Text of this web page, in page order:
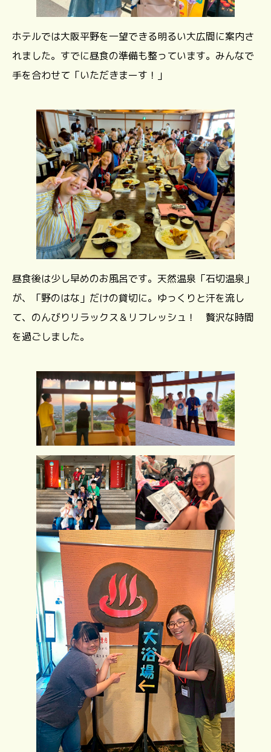
ホテルでは大阪平野を一望できる明るい大広間に案内さ
れました。すでに昼食の準備も整っています。みんなで
手を合わせて「いただきまーす！」
昼食後は少し早めのお風呂です。天然温泉「石切温泉」
が、「野のはな」だけの貸切に。ゆっくりと汗を流し
て、のんびりリラックス＆リフレッシュ！ 贅沢な時間
を過ごしました。